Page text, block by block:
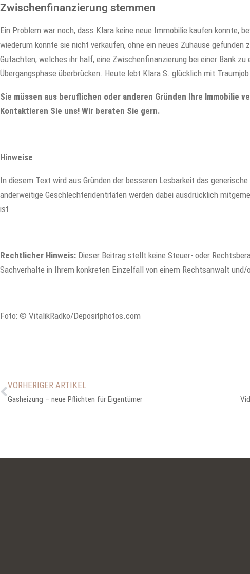
Zwischenfinanzierung stemmen
Ein Problem war noch, dass Klara keine neue Immobilie kaufen konnte,
wiederum konnte sie nicht verkaufen, ohne ein neues Zuhause gefunden
Gutachten, welches ihr half, eine Zwischenfinanzierung bei einer Bank
Übergangsphase überbrücken. Heute lebt Klara S. glücklich mit Traumjob
Sie müssen aus beruflichen oder anderen Gründen Ihre Immobilie
Kontaktieren Sie uns! Wir beraten Sie gern.
Hinweise
In diesem Text wird aus Gründen der besseren Lesbarkeit das
anderweitige Geschlechteridentitäten werden dabei ausdrücklich
ist.
Rechtlicher Hinweis: Dieser Beitrag stellt keine Steuer- oder
Sachverhalte in Ihrem konkreten Einzelfall von einem Rechtsanwalt und/
Foto: © VitalikRadko/Depositphotos.com
VORHERIGER ARTIKEL
Gasheizung – neue Pflichten für Eigentümer